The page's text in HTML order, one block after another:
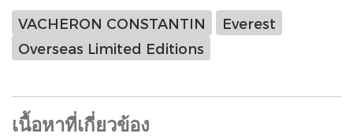
VACHERON CONSTANTIN
Everest
Overseas Limited Editions
เนื้อหาที่เกี่ยวข้อง